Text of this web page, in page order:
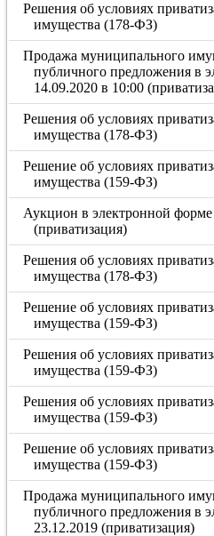
Решения об условиях
имущества (178-ФЗ)
Продажа муниципального
публичного предложения в
14.09.2020 в 10:00
Решения об условиях
имущества (178-ФЗ)
Решение об условиях
имущества (159-ФЗ)
Аукцион в электронной
(приватизация)
Решения об условиях
имущества (178-ФЗ)
Решение об условиях
имущества (159-ФЗ)
Решения об условиях
имущества (159-ФЗ)
Решения об условиях
имущества (159-ФЗ)
Решение об условиях
имущества (159-ФЗ)
Продажа муниципального
публичного предложения в
23.12.2019 (приватизация)